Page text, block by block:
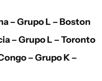
– Grupo L – Boston
– Grupo L – Toronto
– Grupo K –